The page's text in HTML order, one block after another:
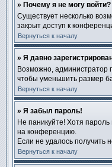
» Почему я не могу войти?
Существует несколько
закрыт доступ к
Вернуться к началу
» Я давно
Возможно, администратор
чтобы уменьшить размер
Вернуться к началу
» Я забыл пароль!
Не паникуйте! Хотя
на конференцию.
Если не удалось получить
Вернуться к началу